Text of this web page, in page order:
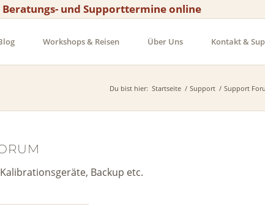
Beratungs- und Supporttermine online
Workshops & Reisen Über Uns Kontakt &
Du bist hier: Startseite / Support / Support
Backup etc.